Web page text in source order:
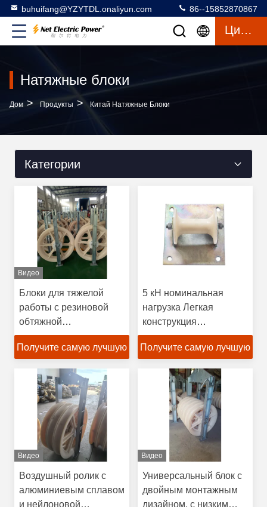
buhuifang@YZYTDL.onaliyun.com 86--15852870867
Цитата
Натяжные блоки
Дом > Продукты > Китай Натяжные Блоки
Категории
Видео
Блоки для тяжелой
работы с резиновой
обтяжной
алюминиевой и
нейлоновой оболочкой
до 60 КН
Получите самую лучшую
цену
5 кН номинальная
нагрузка Легкая
конструкция
Коррозионно
устойчивый кабельный
обработки кабелей
прямой линии
Получите самую лучшую
цену
Видео
Воздушный ролик с
алюминиевым сплавом
и нейлоновой
Видео
Универсальный блок с
двойным монтажным
дизайном, с низким